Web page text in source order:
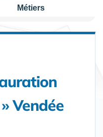
Métiers
Vendée